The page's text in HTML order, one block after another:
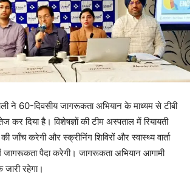
ने 60-दिवसीय जागरूकता अभियान के माध्यम से टीबी
कर दिया है। विशेषज्ञों की टीम अस्पताल में रियायती
की जाँच करेगी और स्क्रीनिंग शिविरों और स्वास्थ्य वार्ता
जागरूकता पैदा करेगी। जागरूकता अभियान आगामी
रहेगा।